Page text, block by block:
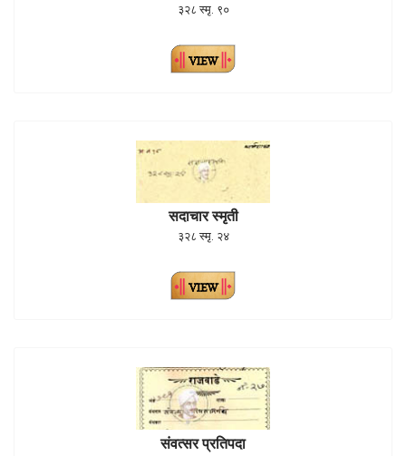
३२८ स्मृ. ९०
सदाचार स्मृती
३२८ स्मृ. २४
संवत्सर प्रतिपदा